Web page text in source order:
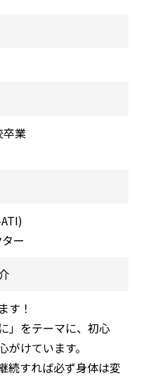
卒業
ー
す！
」をテーマに、初心
けています。
続すれば必ず身体は変